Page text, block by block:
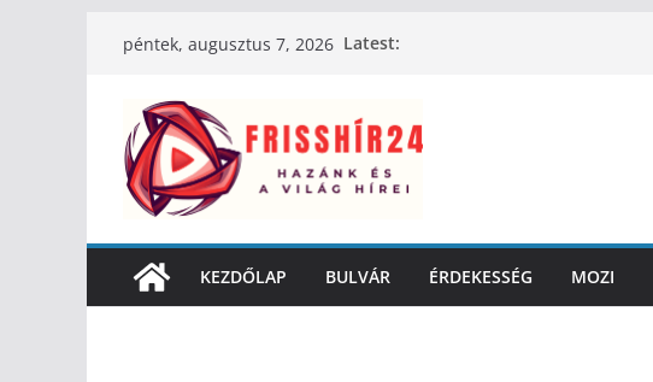
péntek, augusztus 7, 2026 Latest:
KEZDŐLAP BULVÁR ÉRDEKESSÉG MOZI